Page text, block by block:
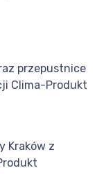
przepustnice
Clima-Produkt
Kraków z